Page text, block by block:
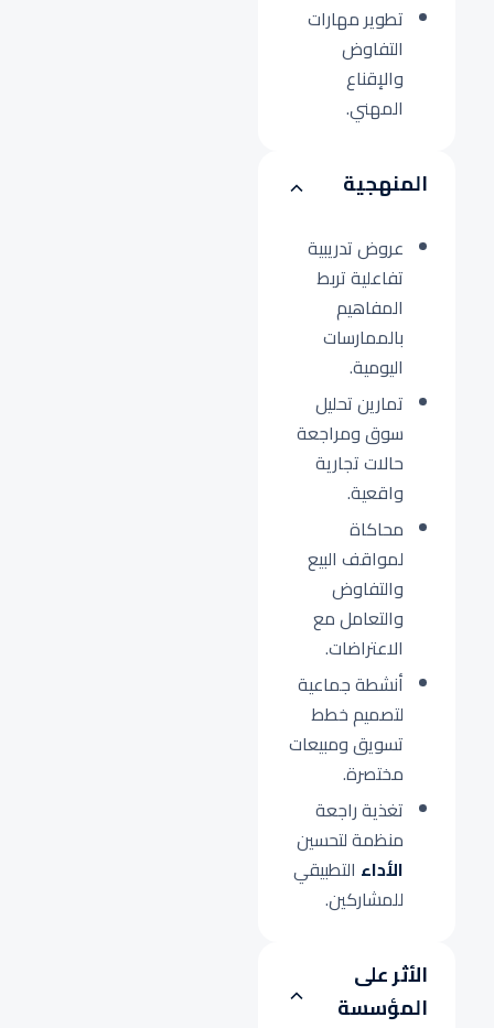
تطوير مهارات
التفاوض
والإقناع
المهني.
المنهجية
عروض تدريبية
تفاعلية تربط
المفاهيم
بالممارسات
اليومية.
تمارين تحليل
سوق ومراجعة
حالات تجارية
واقعية.
محاكاة
لمواقف البيع
والتفاوض
والتعامل مع
الاعتراضات.
أنشطة جماعية
لتصميم خطط
تسويق ومبيعات
مختصرة.
تغذية راجعة
منظمة لتحسين
الأداء التطبيقي
للمشاركين.
الأثر على
المؤسسة